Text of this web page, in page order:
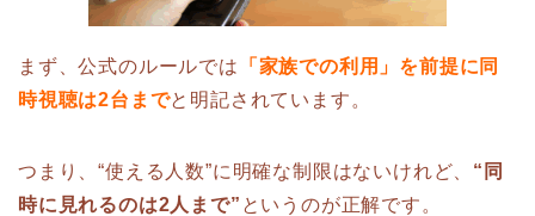
まず、公式のルールでは
「家族での利用」を前提に同
時視聴は2台までと明記されています。
つまり、“使える人数”に明確な制限はないけれど、 “同
時に見れるのは2人まで” というのが正解です。